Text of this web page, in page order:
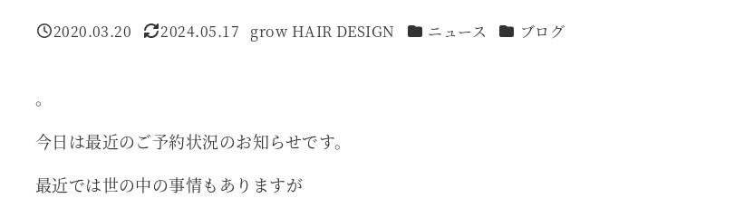
投稿日
2020.03.20
更新日
2024.05.17
著
grow HAIR DESIGN カテゴリー
ニュース カテゴリー
ブログ
。
今日は最近のご予約状況のお知らせです。
最近では世の中の事情もありますが